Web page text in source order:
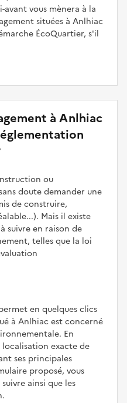
vous mènera à la
situées à Anlhiac
ÉcoQuartier, s'il
à Anlhiac
ou
doute demander une
de construire,
Mais il existe
suivre en raison de
telles que la loi
en quelques clics
à Anlhiac est concerné
En
exacte de
ses principales
proposé, vous
ainsi que les